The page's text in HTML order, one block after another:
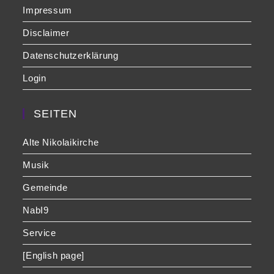
Impressum
Disclaimer
Datenschutzerklärung
Login
SEITEN
Alte Nikolaikirche
Musik
Gemeinde
NabI9
Service
[English page]